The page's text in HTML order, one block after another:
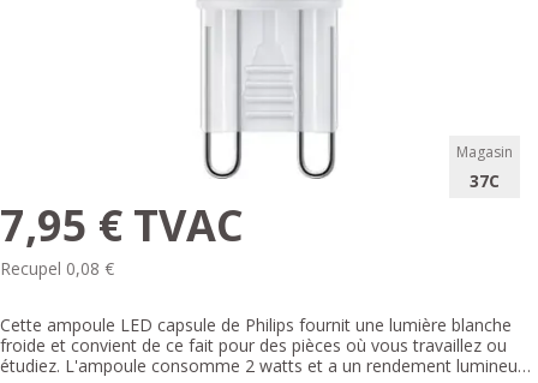
Magasin
37C
7,95 € TVAC
Recupel 0,08 €
Cette ampoule LED capsule de Philips fournit une lumière blanche
froide et convient de ce fait pour des pièces où vous travaillez ou
étudiez. L'ampoule consomme 2 watts et a un rendement lumineux